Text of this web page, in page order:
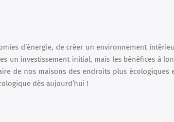
d’énergie, de créer un environnement
un investissement initial, mais les bénéfices à
de nos maisons des endroits plus écologiques
dès aujourd’hui !